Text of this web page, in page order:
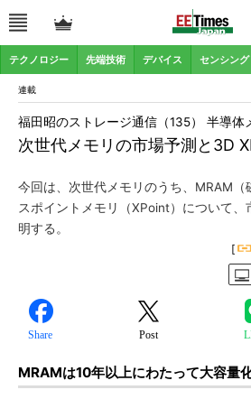
テクノロジー 先端技術 デバイス センシング
連載
次世代メモリの市場予測と3D
福田昭のストレージ通信（135） 半導体
今回は、次世代メモリのうち、MRAM（
スポイントメモリ（XPoint）について、
明する。
[
Share Post
MRAMは10年以上にわたって大容量